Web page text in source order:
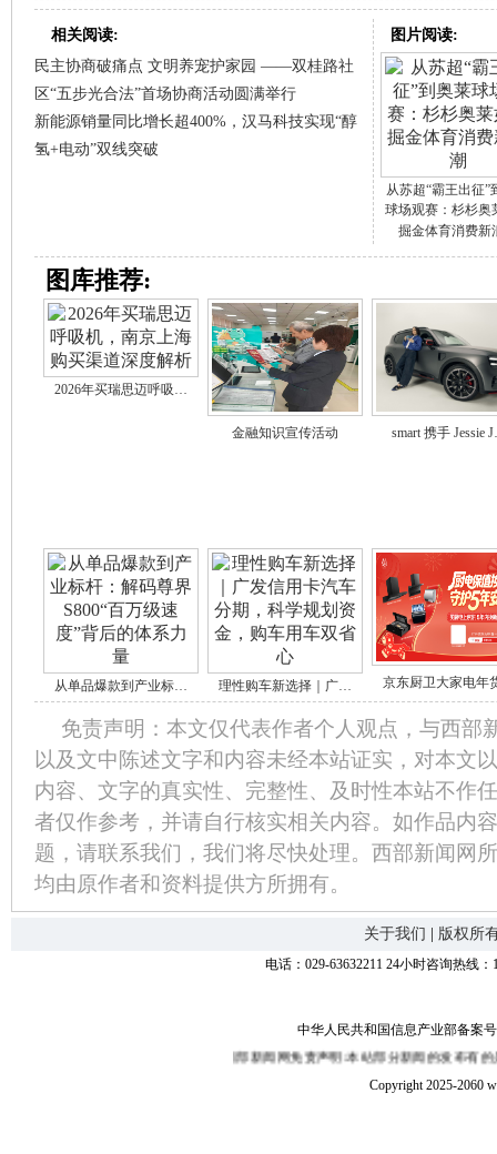
相关阅读:
民主协商破痛点 文明养宠护家园 ——双桂路社
区“五步光合法”首场协商活动圆满举行
新能源销量同比增长超400%，汉马科技实现“醇
氢+电动”双线突破
图片阅读:
从苏超“霸王出征”
球场观赛：杉杉奥
掘金体育消费新
图库推荐:
2026年买瑞思迈呼吸…
金融知识宣传活动 smart 携手 Jessie
从单品爆款到产业标… 理性购车新选择｜广… 京东厨卫大家电年
免责声明：本文仅代表作者个人观点，与西部
以及文中陈述文字和内容未经本站证实，对本文
内容、文字的真实性、完整性、及时性本站不作
者仅作参考，并请自行核实相关内容。如作品内
题，请联系我们，我们将尽快处理。西部新闻网
均由原作者和资料提供方所拥有。
关于我们 版权所
电话：029-63632211 24小时咨询热线
中华人民共和国信息产业部备案
西部新闻网免责声明:本站部分新闻的发布有的是转
Copyright 2025-2060